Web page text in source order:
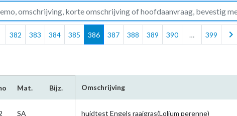
382 383 384 385 386 387 388 389 390 … 399 chevron_right
Mat. Bijz. Omschrijving
SA huidtest Engels raaigras(Lolium perenne)